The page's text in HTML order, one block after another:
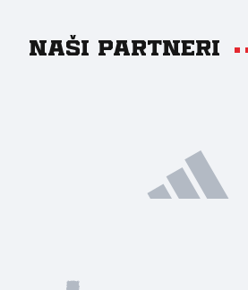
Naši partneri